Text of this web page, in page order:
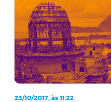
23/10/2017, às 11:22